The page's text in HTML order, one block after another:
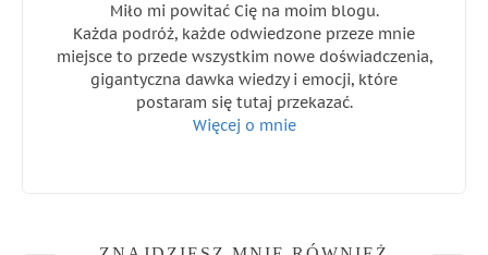
Miło mi powitać Cię na moim blogu.
Każda podróż, każde odwiedzone przeze mnie
miejsce to przede wszystkim nowe doświadczenia,
gigantyczna dawka wiedzy i emocji, które
postaram się tutaj przekazać.
Więcej o mnie